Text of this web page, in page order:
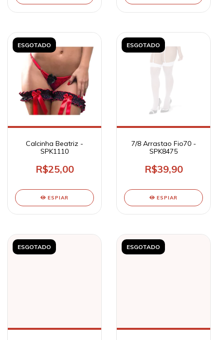
ESGOTADO
Calcinha Beatriz -
SPK1110
R$25,00
ESPIAR
ESGOTADO
7/8 Arrastao Fio70 -
SPK8475
R$39,90
ESPIAR
ESGOTADO ESGOTADO